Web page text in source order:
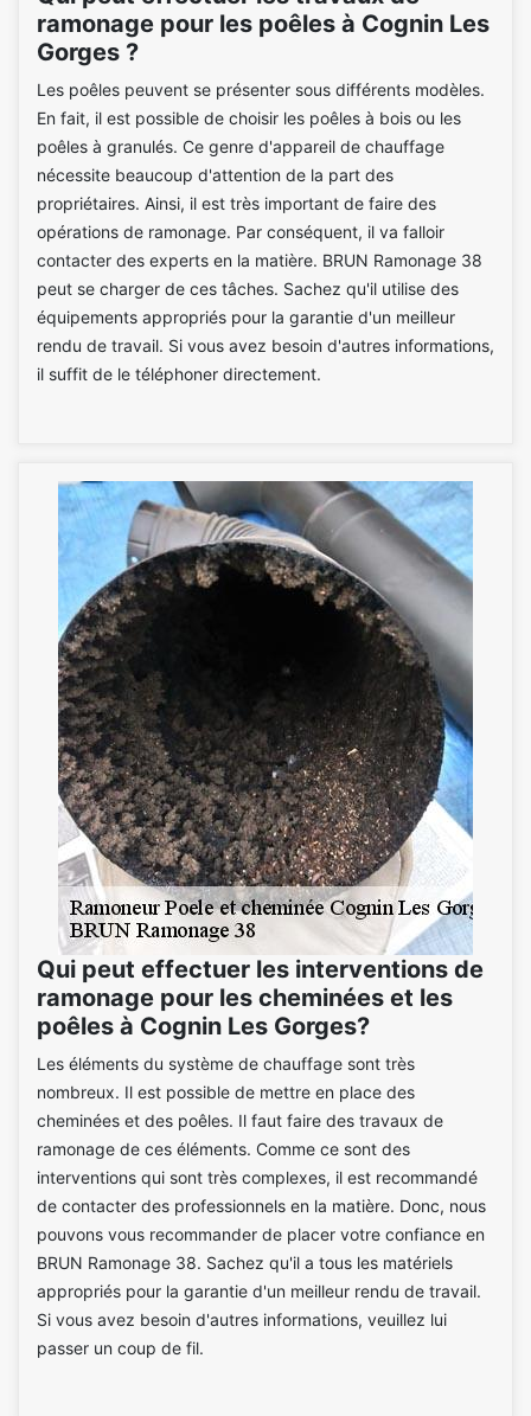
ramonage pour les poêles à Cognin Les
Gorges ?
Les poêles peuvent se présenter sous différents modèles.
En fait, il est possible de choisir les poêles à bois ou les
poêles à granulés. Ce genre d'appareil de chauffage
nécessite beaucoup d'attention de la part des
propriétaires. Ainsi, il est très important de faire des
opérations de ramonage. Par conséquent, il va falloir
contacter des experts en la matière. BRUN Ramonage 38
peut se charger de ces tâches. Sachez qu'il utilise des
équipements appropriés pour la garantie d'un meilleur
rendu de travail. Si vous avez besoin d'autres informations,
il suffit de le téléphoner directement.
Qui peut effectuer les interventions de
ramonage pour les cheminées et les
poêles à Cognin Les Gorges?
Les éléments du système de chauffage sont très
nombreux. Il est possible de mettre en place des
cheminées et des poêles. Il faut faire des travaux de
ramonage de ces éléments. Comme ce sont des
interventions qui sont très complexes, il est recommandé
de contacter des professionnels en la matière. Donc, nous
pouvons vous recommander de placer votre confiance en
BRUN Ramonage 38. Sachez qu'il a tous les matériels
appropriés pour la garantie d'un meilleur rendu de travail.
Si vous avez besoin d'autres informations, veuillez lui
passer un coup de fil.